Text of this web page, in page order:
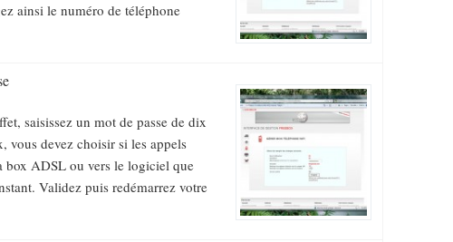
ainsi le numéro de téléphone
saisissez un mot de passe de dix
vous devez choisir si les appels
box ADSL ou vers le logiciel que
Validez puis redémarrez votre